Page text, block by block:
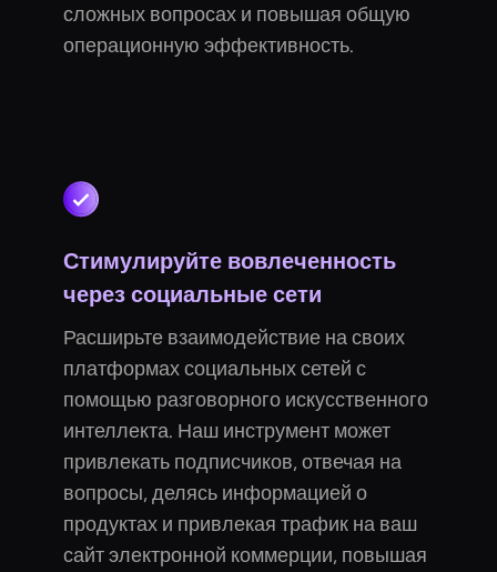
сложных вопросах и повышая общую
операционную эффективность.
Стимулируйте вовлеченность
через социальные сети
Расширьте взаимодействие на своих
платформах социальных сетей с
помощью разговорного искусственного
интеллекта. Наш инструмент может
привлекать подписчиков, отвечая на
вопросы, делясь информацией о
продуктах и привлекая трафик на ваш
сайт электронной коммерции, повышая